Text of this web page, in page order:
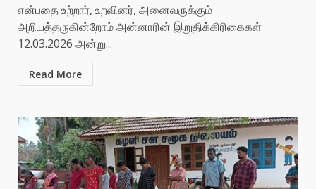
என்பதை உற்றார், உறவினர், அனைவருக்கும்
அறியத்தருகின்றோம் அன்னாரின் இறுதிக்கிரிகைகள்
12.03.2026 அன்று...
Read More